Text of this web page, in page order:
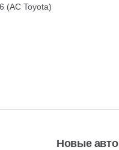
(АС Toyota)
Новые авто